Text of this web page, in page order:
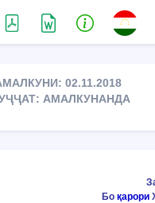
02.11.2018
АМАЛКУНАНДА
Бо қарори